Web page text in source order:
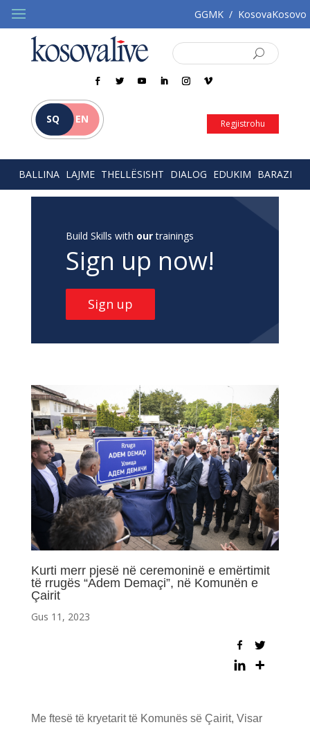
GGMK / KosovaKosovo
SQ EN Regjistrohu
BALLINA LAJME THELLËSISHT DIALOG EDUKIM BARAZI
Build Skills with ourtrainings
Sign up now!
Sign up
Kurti merr pjesë në ceremoninë e emërtimit
të rrugës “Adem Demaçi”, në Komunën e
Çairit
Gus 11, 2023
Me ftesë të kryetarit të Komunës së Çairit, Visar